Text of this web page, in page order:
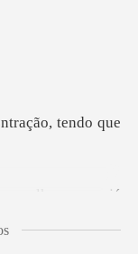
tendo que
ulheres que já